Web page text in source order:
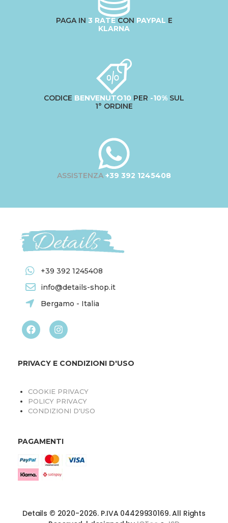
PAGA IN 3 RATECON PAYPAL E
KLARNA
CODICE BENVENUTO10 PER -10% SUL
1° ORDINE
ASSISTENZA +39 392 1245408
+39 392 1245408
info@details-shop.it
Bergamo - Italia
PRIVACY E CONDIZIONI D'USO
COOKIE PRIVACY
POLICY PRIVACY
CONDIZIONI D'USO
PAGAMENTI
Details © 2020-2026. P.IVA 04429930169. All Rights